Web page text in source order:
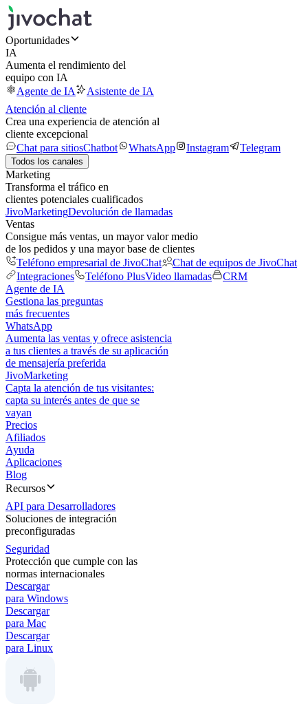
Oportunidades
IA
Aumenta el rendimiento del
equipo con IA
Agente de IA
Asistente de IA
Atención al cliente
Crea una experiencia de atención al
cliente excepcional
Chat para sitiosChatbot WhatsApp Instagram Telegram
Todos los canales
Marketing
Transforma el tráfico en
clientes potenciales cualificados
JivoMarketingDevolución de llamadas
Ventas
Consigue más ventas, un mayor valor medio
de los pedidos y una mayor base de clientes
Teléfono empresarial de JivoChat
Chat de equipos de JivoChat
Integraciones
Teléfono PlusVideo llamadas
CRM
Agente de IA
Gestiona las preguntas
más frecuentes
WhatsApp
Aumenta las ventas y ofrece asistencia
a tus clientes a través de su aplicación
de mensajería preferida
JivoMarketing
Capta la atención de tus visitantes:
capta su interés antes de que se
vayan
Precios
Afiliados
Ayuda
Aplicaciones
Blog
Recursos
API para Desarrolladores
Soluciones de integración
preconfiguradas
Seguridad
Protección que cumple con las
normas internacionales
Descargar
para Windows
Descargar
para Mac
Descargar
para Linux